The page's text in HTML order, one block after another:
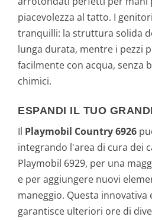
piacevolezza al tatto. I
tranquilli: la struttura solida
lunga durata, mentre i pezzi
facilmente con acqua, senza
chimici.
ESPANDI IL TUO
Il Playmobil Country 6926
integrando l'area di cura dei
Playmobil 6929, per una
e per aggiungere nuovi
maneggio. Questa innovativa
garantisce ulteriori ore di